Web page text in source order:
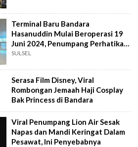
Terminal Baru Bandara
Hasanuddin Mulai Beroperasi 19
Juni 2024, Penumpang Perhatikan
Ini
SULSEL
Serasa Film Disney, Viral
Rombongan Jemaah Haji Cosplay
Bak Princess di Bandara
Viral Penumpang Lion Air Sesak
Napas dan Mandi Keringat Dalam
Pesawat, Ini Penyebabnya